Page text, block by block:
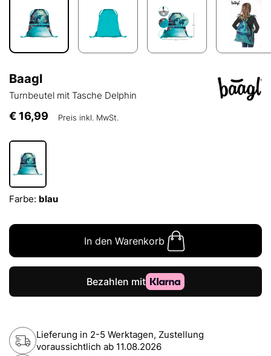
Baagl
Turnbeutel mit Tasche Delphin
€ 16,99 Preis inkl. MwSt.
Farbe: blau
In den Warenkorb
Lieferung in 2-5 Werktagen, Zustellung
voraussichtlich ab 11.08.2026